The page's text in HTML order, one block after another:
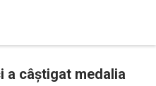
a câștigat medalia